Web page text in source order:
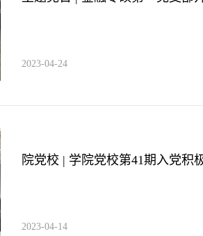
2023-04-24
院党校 | 学院党校第41期入党积
2023-04-14